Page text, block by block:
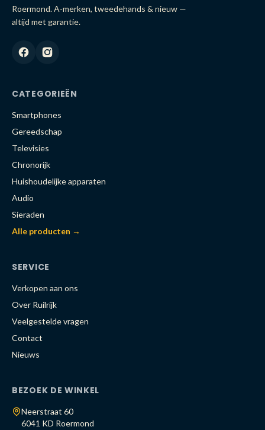
Roermond. A-merken, tweedehands & nieuw —
altijd met garantie.
CATEGORIEËN
Smartphones
Gereedschap
Televisies
Chronorijk
Huishoudelijke apparaten
Audio
Sieraden
Alle producten →
SERVICE
Verkopen aan ons
Over Ruilrijk
Veelgestelde vragen
Contact
Nieuws
BEZOEK DE WINKEL
Neerstraat 60
6041 KD Roermond